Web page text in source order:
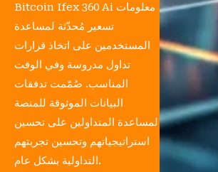
Bitcoin Ifex 360 Ai معلومات
تسعير مُحدّثة لمساعدة
المستخدمين على اتخاذ قرارات
تداول مدروسة وفي الوقت
المناسب. صُمّمت تدفقات
البيانات الموثوقة للمنصة
لمساعدة المتداولين على تحسين
استراتيجياتهم وتحسين تجربتهم
التداولية بشكل عام.